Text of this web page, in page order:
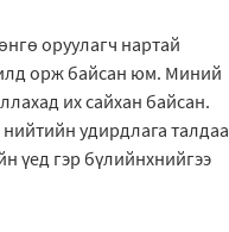
оруулагч нартай
орж байсан юм. Миний
их сайхан байсан.
удирдлага талдаа
үед гэр бүлийнхнийгээ